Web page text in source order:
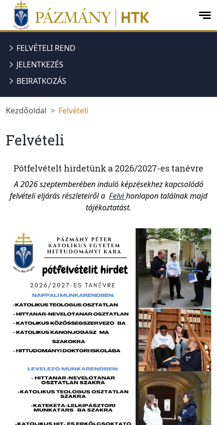
jumplink.menu
jumplink.content
FELVÉTELI REND
JELENTKEZÉS
BEIRATKOZÁS
Kezdőoldal Felvételi
Felvételi
Pótfelvételt hirdetünk a 2026/2027-es tanévre
A 2026 szeptemberében induló képzésekhez kapcsolódó
felvételi eljárás részleteiről a Felvihonlapon találnak majd
tájékoztatást.